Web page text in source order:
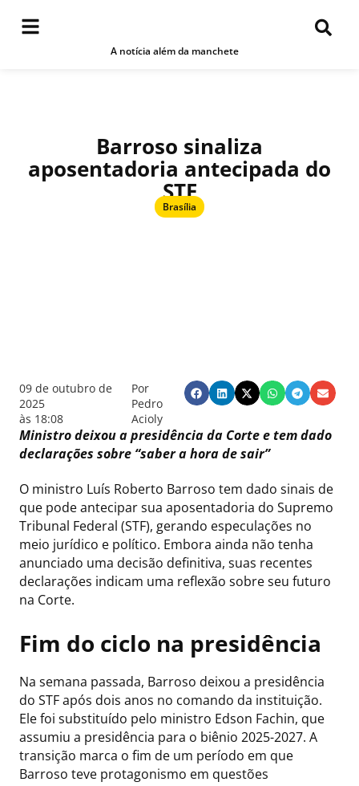
A notícia além da manchete
Barroso sinaliza
aposentadoria antecipada do
STF
Brasília
09 de outubro de
2025
às 18:08
Por
Pedro
Acioly
Ministro deixou a presidência da Corte e tem dado
declarações sobre “saber a hora de sair”
O ministro Luís Roberto Barroso tem dado sinais de
que pode antecipar sua aposentadoria do Supremo
Tribunal Federal (STF), gerando especulações no
meio jurídico e político. Embora ainda não tenha
anunciado uma decisão definitiva, suas recentes
declarações indicam uma reflexão sobre seu futuro
na Corte.
Fim do ciclo na presidência
Na semana passada, Barroso deixou a presidência
do STF após dois anos no comando da instituição.
Ele foi substituído pelo ministro Edson Fachin, que
assumiu a presidência para o biênio 2025-2027. A
transição marca o fim de um período em que
Barroso teve protagonismo em questões